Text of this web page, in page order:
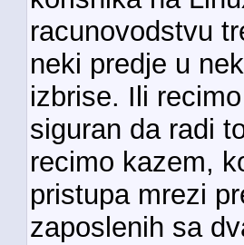
racunovodstvu
neki predje u
izbrise. Ili
siguran da radi
recimo kazem,
pristupa mrezi
zaposlenih sa